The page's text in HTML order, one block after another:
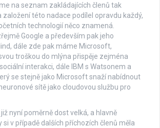
na seznam zakládajících členů tak
založení této nadace podílel opravdu každý,
technologií něco znamená.
Google a především pak jeho
dále zde pak máme Microsoft,
troškou do mlýna přispěje zejména
interakci, dále IBM s Watsonem a
se stejně jako Microsoft snaží nabídnout
sítě jako cloudovou službu pro
nyní poměrně dost velká, a hlavně
si v případě dalších příchozích členů měla